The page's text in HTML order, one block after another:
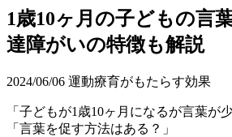
1歳10ヶ月の子どもの言
達障がいの特徴も解説
2024/06/06 運動療育がもたらす効果
「子どもが1歳10ヶ月になるが言葉が
「言葉を促す方法はある？」